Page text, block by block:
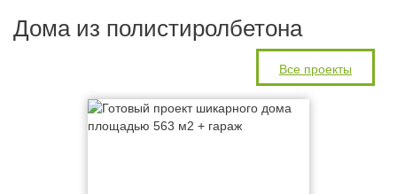
Дома из полистиролбетона
Все проекты